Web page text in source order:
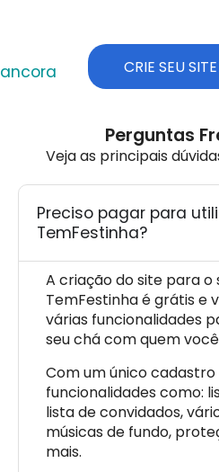
CRIE SEU
Perguntas
Veja as principais
Preciso pagar para
TemFestinha?
A criação do site para o
TemFestinha é grátis e
várias funcionalidades
seu chá com quem
Com um único
funcionalidades como:
lista de convidados,
músicas de fundo,
mais.
ancora